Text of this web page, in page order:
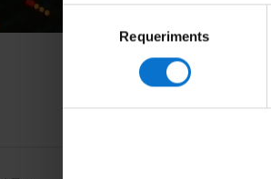
de
consentiment
Requeriments
La Fotosíntesis
10 gener, 1985